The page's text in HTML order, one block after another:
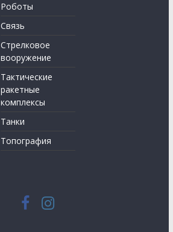
Роботы
Связь
Стрелковое
вооружение
Тактические
ракетные
комплексы
Танки
Топография